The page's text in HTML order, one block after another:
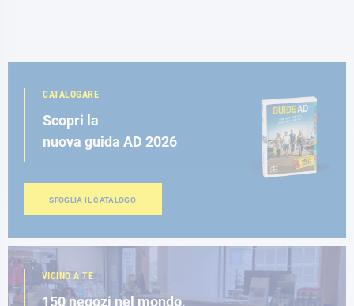
CATALOGARE
Scopri la
nuova guida AD 2026
SFOGLIA IL CATALOGO
VICINO A TE
150 negozi nel mondo,